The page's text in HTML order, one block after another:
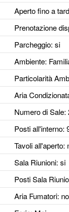
Aperto fino a
Prenotazione
Parcheggio: si
Ambiente:
Particolarità
Aria
Numero di Sale:
Posti all'interno:
Tavoli all'aperto:
Sala Riunioni: si
Posti Sala
Aria Fumatori: no